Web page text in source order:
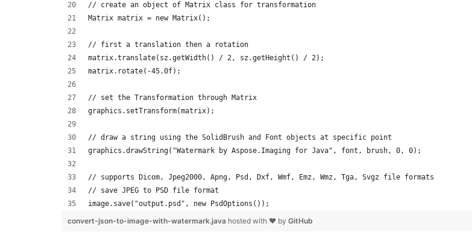
// create an object of Matrix class for transformation
Matrix matrix = new Matrix();
// first a translation then a rotation
matrix.translate(sz.getWidth() / 2, sz.getHeight() / 2);
matrix.rotate(-45.0f);
// set the Transformation through Matrix
graphics.setTransform(matrix);
// draw a string using the SolidBrush and Font objects at specific point
graphics.drawString("Watermark by Aspose.Imaging for Java", font, brush, 0, 0);
// supports Dicom, Jpeg2000, Apng, Psd, Dxf, Wmf, Emz, Wmz, Tga, Svgz file formats
// save JPEG to PSD file format
image.save("output.psd", new PsdOptions());
convert-json-to-image-with-watermark.java hosted with ❤ by GitHub